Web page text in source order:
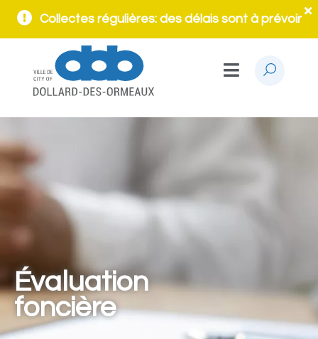
Collectes régulières: des délais sont à prévoir
Évaluation
foncière